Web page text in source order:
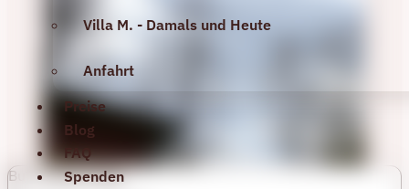
Villa M. - Damals und Heute
Anfahrt
Preise
Blog
FAQ
Spenden
Buchungsanfrage